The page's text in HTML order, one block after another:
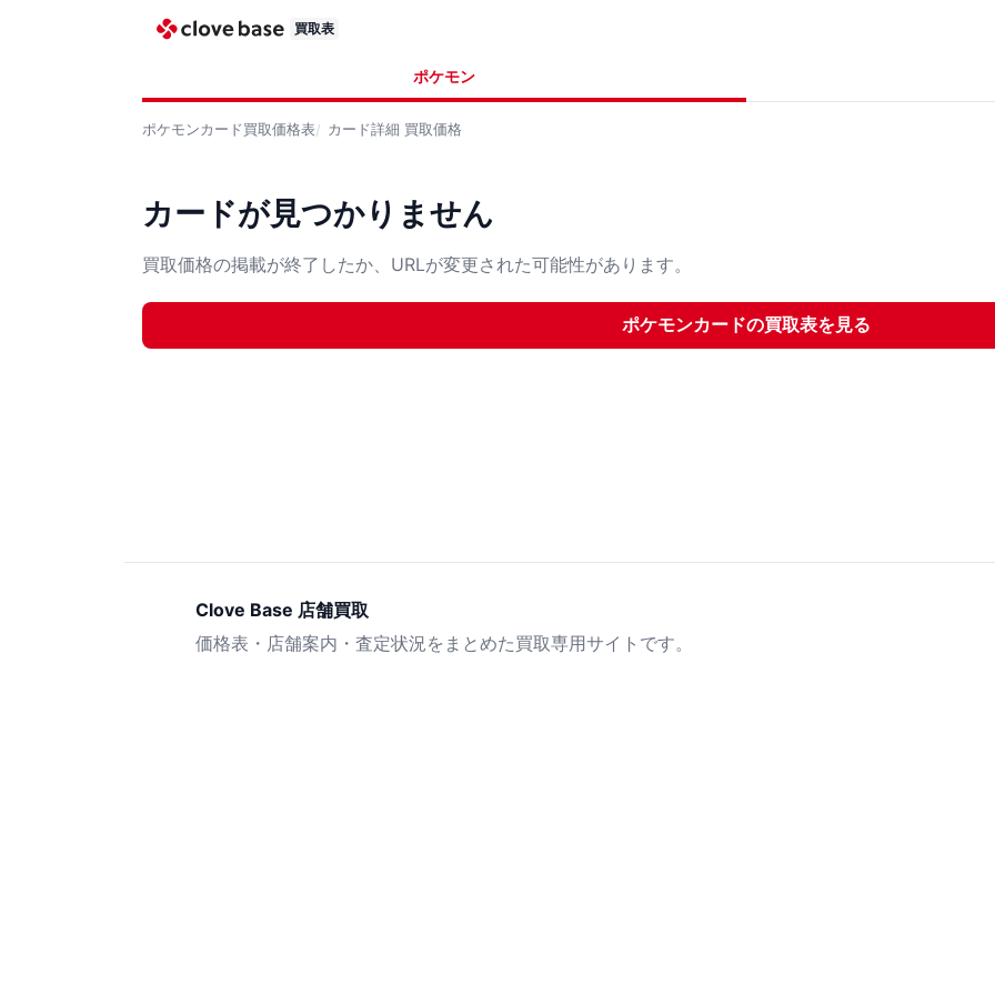
買取表
ポケモン
ポケモンカード買取価格表 カード詳細 買取価格
カードが見つかりません
買取価格の掲載が終了したか、URLが変更された可能性があります。
ポケモンカードの買取表を見る
Clove Base 店舗買取
価格表・店舗案内・査定状況をまとめた買取専用サイトです。